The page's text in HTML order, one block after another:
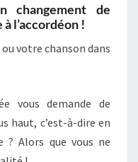
changement de
l’accordéon !
votre chanson dans
vous demande de
haut, c’est-à-dire en
? Alors que vous ne